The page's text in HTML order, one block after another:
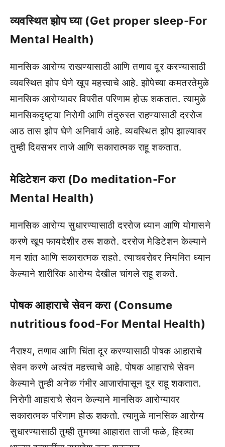
व्यवस्थित झोप घ्या (Get proper sleep-For
Mental Health)
मानसिक आरोग्य राखण्यासाठी आणि तणाव दूर करण्यासाठी
व्यवस्थित झोप घेणे खूप महत्त्वाचे आहे. झोपेच्या कमतरतेमुळे
मानसिक आरोग्यावर विपरीत परिणाम होऊ शकतात. त्यामुळे
मानसिकदृष्ट्या निरोगी आणि तंदुरुस्त राहण्यासाठी दररोज
आठ तास झोप घेणे अनिवार्य आहे. व्यवस्थित झोप झाल्यावर
तुम्ही दिवसभर ताजे आणि सकारात्मक राहू शकतात.
मेडिटेशन करा (Do meditation-For
Mental Health)
मानसिक आरोग्य सुधारण्यासाठी दररोज ध्यान आणि योगासने
करणे खूप फायदेशीर ठरू शकते. दररोज मेडिटेशन केल्याने
मन शांत आणि सकारात्मक राहते. त्याचबरोबर नियमित ध्यान
केल्याने शारीरिक आरोग्य देखील चांगले राहू शकते.
पोषक आहाराचे सेवन करा (Consume
nutritious food-For Mental Health)
नैराश्य, तणाव आणि चिंता दूर करण्यासाठी पोषक आहाराचे
सेवन करणे अत्यंत महत्त्वाचे आहे. पोषक आहाराचे सेवन
केल्याने तुम्ही अनेक गंभीर आजारांपासून दूर राहू शकतात.
निरोगी आहाराचे सेवन केल्याने मानसिक आरोग्यावर
सकारात्मक परिणाम होऊ शकतो. त्यामुळे मानसिक आरोग्य
सुधारण्यासाठी तुम्ही तुमच्या आहारात ताजी फळे, हिरव्या